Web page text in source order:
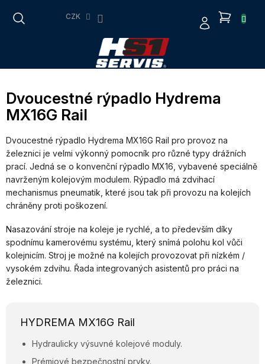
CZK
Dvoucestné rýpadlo Hydrema
MX16G Rail
Dvoucestné rýpadlo Hydrema MX16G Rail pro provoz na
železnici je velmi výkonný pomocník pro různé typy drážních
prací. Jedná se o konvenční rýpadlo MX16, vybavené speciálně
navrženým kolejovým modulem. Rýpadlo má zdvihací
mechanismus pneumatik, které jsou tak při provozu na kolejích
chráněny proti poškození.
Nasazování stroje na koleje je rychlé, a to především díky
spodnímu kamerovému systému, který snímá polohu kol vůči
kolejnicím. Stroj je možné na kolejích provozovat při nízkém /
vysokém zdvihu. Řada integrovaných asistentů pro práci na
železnici.
HYDREMA MX16G Rail
Hydraulicky výsuvné kolejové moduly.
Prémiové bezpečnostní prvky.